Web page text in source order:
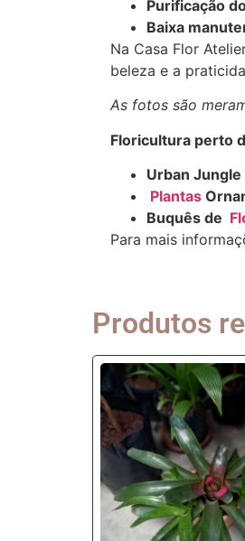
Purificação
Baixa
Na Casa Flor
beleza e a
As fotos são
Floricultura perto
Urban Jungle
Plantas
Buquês de
Para mais
Produtos